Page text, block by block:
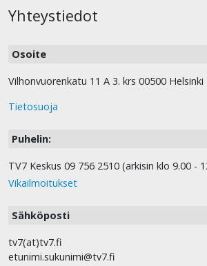
Yhteystiedot
Osoite
Vilhonvuorenkatu 11 A 3. krs 00500 Helsinki
Tietosuoja
Puhelin:
TV7 Keskus 09 756 2510 (arkisin klo 9.00 -
Vikailmoitukset
Sähköposti
tv7(at)tv7.fi
etunimi.sukunimi@tv7.fi